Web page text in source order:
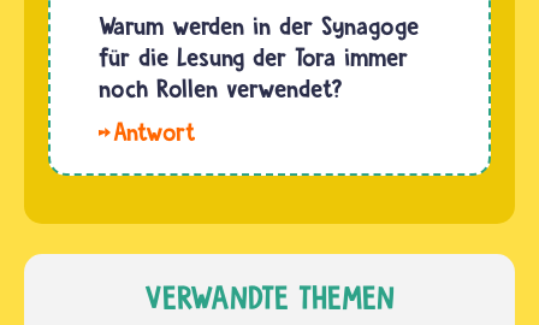
304805
Zeichen
und jede
Seite hat
dem
Aron ha-
kodesch,
heiligen
Toraschrank
gab…
Warum werden in der Synagoge
für die Lesung der Tora immer
noch Rollen verwendet?
zeigen
Jüdinnen
VERWANDTE THEMEN